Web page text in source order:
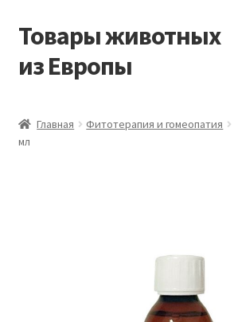
Перейти
навигации
Перейти
содержимому
Товары животных
из Европы
Виды доставки
Главная Фитотерапия и гомеопатия
мл